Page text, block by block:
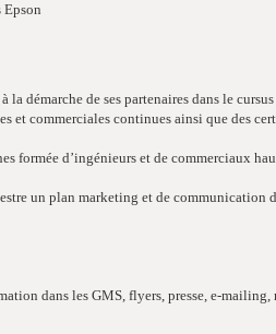
Epson
démarche de ses partenaires dans le
et commerciales continues ainsi que des
formée d’ingénieurs et de commerciaux
un plan marketing et de communication
dans les GMS, flyers, presse, e-